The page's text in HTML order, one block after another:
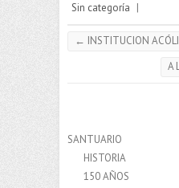
Sin categoría |
← INSTITUCION
A
SANTUARIO
HISTORIA
150 AÑOS